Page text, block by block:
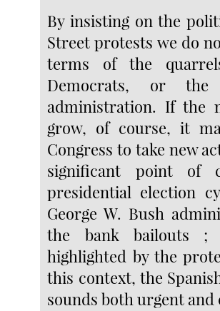
By insisting on the
Street protests we do
terms of the
Democrats, or
administration. If the
grow, of course, it
Congress to take new
significant point of
presidential election
George W. Bush
the bank bailouts ;
highlighted by the
this context, the
sounds both urgent and